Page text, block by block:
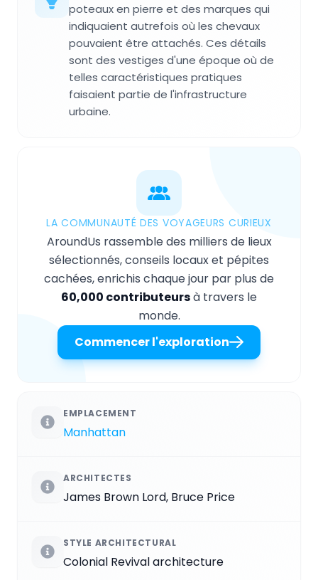
poteaux en pierre et des marques qui
indiquaient autrefois où les chevaux
pouvaient être attachés. Ces détails
sont des vestiges d'une époque où de
telles caractéristiques pratiques
faisaient partie de l'infrastructure
urbaine.
LA COMMUNAUTÉ DES VOYAGEURS CURIEUX
AroundUs rassemble des milliers de lieux
sélectionnés, conseils locaux et pépites
cachées, enrichis chaque jour par plus de
60,000 contributeursà travers le
monde.
Commencer l'exploration
EMPLACEMENT
Manhattan
ARCHITECTES
James Brown Lord, Bruce Price
STYLE ARCHITECTURAL
Colonial Revival architecture